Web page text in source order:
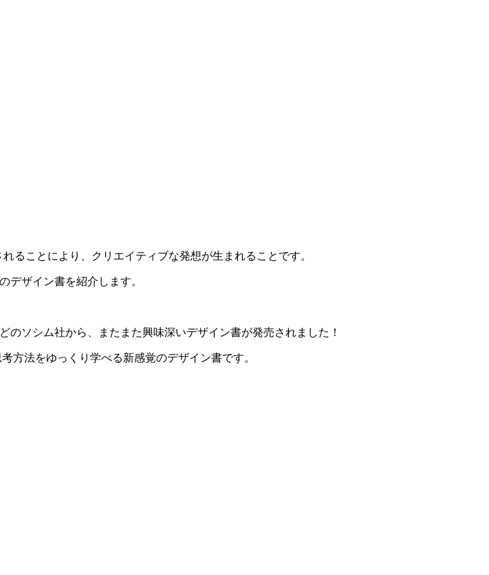
れることにより、クリエイティブな発想が生まれることです。
デザイン書を紹介します。
どのソシム社から、またまた興味深いデザイン書が発売されました！
方法をゆっくり学べる新感覚のデザイン書です。